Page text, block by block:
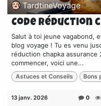
TardtineVoyage
Code réduction
Salut à toi jeune vagabond,
blog voyage ! Tu es venu
réduction chapka
commencer, voici une...
Astuces et Conseils Bons
13 janv. 2026 0